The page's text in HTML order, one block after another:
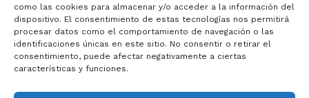
como las cookies para almacenar y/o acceder a la información del
dispositivo. El consentimiento de estas tecnologías nos permitirá
procesar datos como el comportamiento de navegación o las
identificaciones únicas en este sitio. No consentir o retirar el
consentimiento, puede afectar negativamente a ciertas
características y funciones.
Política de Cookies
Contacto